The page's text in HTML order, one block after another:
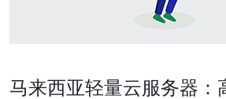
马来西亚轻量云服务器：